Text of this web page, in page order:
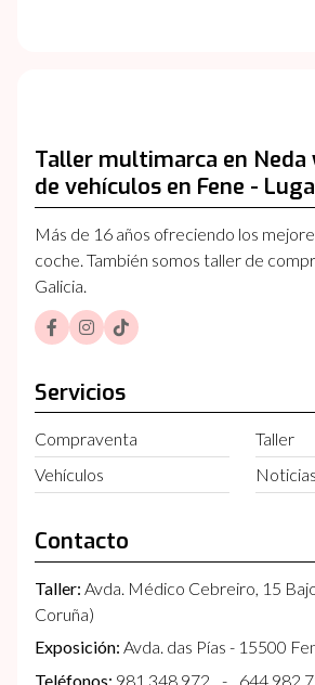
Taller multimarca en Neda
de vehículos en Fene -
Más de 16 años ofreciendo los
coche. También somos taller de
Galicia.
Servicios
Compraventa
Taller
Vehículos
Noticias
Contacto
Taller: Avda. Médico Cebreiro, 15
Coruña)
Exposición: Avda. das Pías - 15500
Teléfonos: 981 348 972 - 644 982